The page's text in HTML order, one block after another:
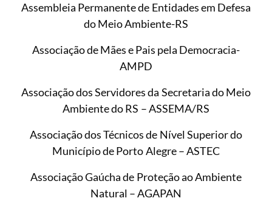
Assembleia Permanente de Entidades em Defesa
do Meio Ambiente-RS
Associação de Mães e Pais pela Democracia-
AMPD
Associação dos Servidores da Secretaria do Meio
Ambiente do RS – ASSEMA/RS
Associação dos Técnicos de Nível Superior do
Município de Porto Alegre – ASTEC
Associação Gaúcha de Proteção ao Ambiente
Natural – AGAPAN